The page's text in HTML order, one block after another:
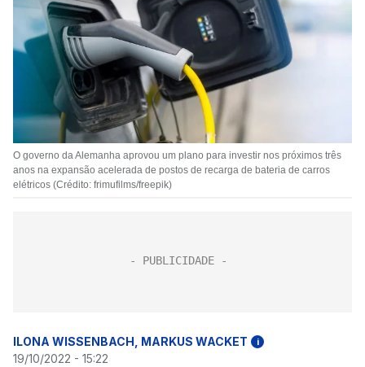
O governo da Alemanha aprovou um plano para investir nos próximos três
anos na expansão acelerada de postos de recarga de bateria de carros
elétricos (Crédito: frimufilms/freepik)
ILONA WISSENBACH, MARKUS WACKET i
19/10/2022 - 15:22